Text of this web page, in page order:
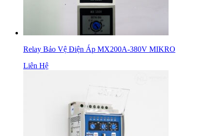
Relay Bảo Vệ Điện Áp MX200A-380V MIKRO
Liên Hệ